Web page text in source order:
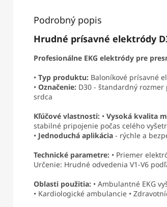
Podrobný popis
Hrudné prísavné elektródy
Profesionálne EKG elektródy pre
• Typ produktu: Baloníkové prísavné
• Označenie: D30 - štandardný
srdca
Kľúčové vlastnosti: • Vysoká kvalita
stabilné pripojenie počas celého
• Jednoduchá aplikácia - rýchle a
Technické parametre: • Priemer
Určenie: Hrudné odvedenia V1-V6
Oblasti použitia: • Ambulantné EKG
• Kardiologické ambulancie •